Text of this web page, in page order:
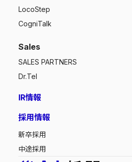
LocoStep
CogniTalk
Sales
SALES PARTNERS
Dr.Tel
IR情報
採用情報
新卒採用
中途採用